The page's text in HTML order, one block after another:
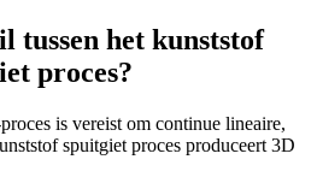
tussen het kunststof
proces?
is vereist om continue lineaire,
spuitgiet proces produceert 3D